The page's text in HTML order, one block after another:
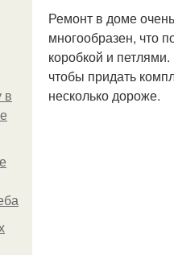
в
Ремонт в доме
многообразен, что
коробкой и
чтобы придать
несколько дороже.